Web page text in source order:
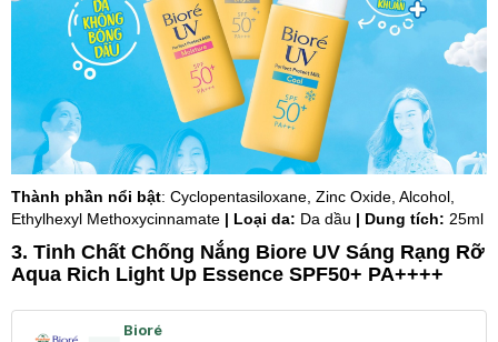
Thành phần nổi bật: Cyclopentasiloxane, Zinc Oxide, Alcohol,
Ethylhexyl Methoxycinnamate | Loại da: Da dầu | Dung tích: 25ml
3. Tinh Chất Chống Nắng Biore UV Sáng Rạng Rỡ
Aqua Rich Light Up Essence SPF50+ PA++++
Bioré